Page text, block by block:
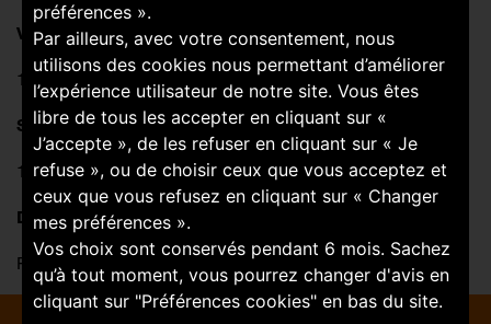
préférences ».
Par ailleurs, avec votre consentement, nous
utilisons des cookies nous permettant d’améliorer
l’expérience utilisateur de notre site. Vous êtes
libre de tous les accepter en cliquant sur «
J’accepte », de les refuser en cliquant sur « Je
refuse », ou de choisir ceux que vous acceptez et
ceux que vous refusez en cliquant sur « Changer
mes préférences ».
Vos choix sont conservés pendant 6 mois. Sachez
qu’à tout moment, vous pourrez changer d'avis en
cliquant sur "Préférences cookies" en bas du site.
VENDREDI
10:00-13:00 / 14:00-19:00
SAMEDI
10:00-13:00 / 14:00-19:00
DIMANCHE
Fermé